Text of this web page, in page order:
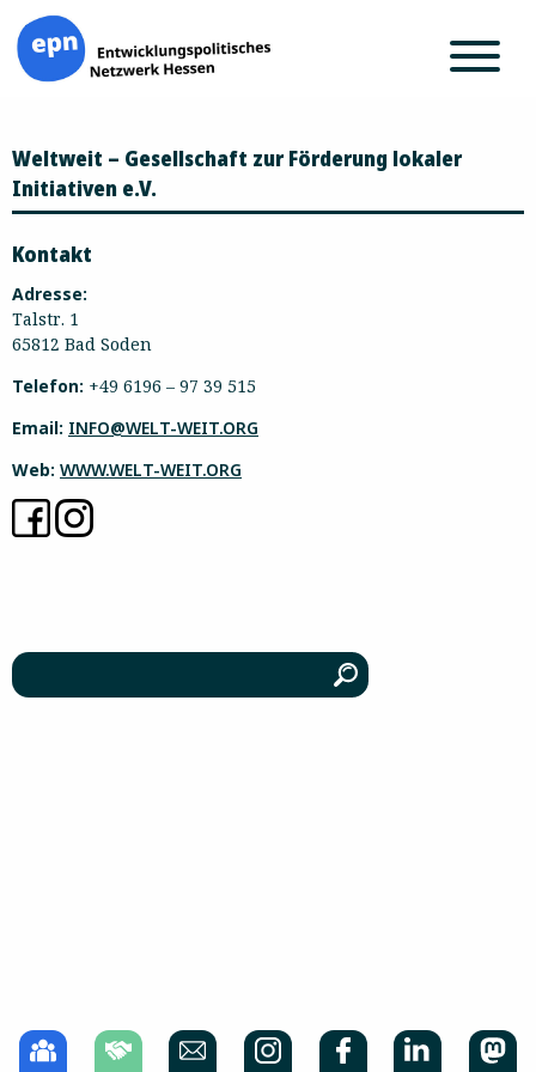
Inhalt
springen
Weltweit – Gesellschaft zur Förderung lokaler
Initiativen e.V.
Kontakt
Adresse:
Talstr. 1
65812 Bad Soden
Telefon: +49 6196 – 97 39 515
Email: INFO@WELT-WEIT.ORG
Web: WWW.WELT-WEIT.ORG